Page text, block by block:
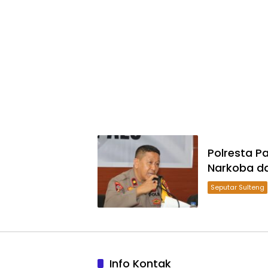
Polresta
Narkoba
Seputar Sulteng
Info Kontak